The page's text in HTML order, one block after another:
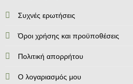
Συχνές ερωτήσεις
Όροι χρήσης και προϋποθέσεις
Πολιτική απορρήτου
Ο λογαριασμός μου